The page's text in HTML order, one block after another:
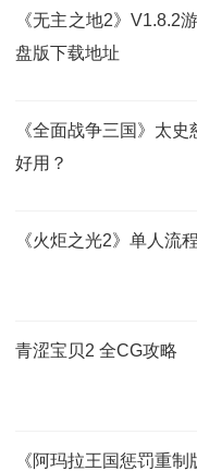
《无主之地2》V1.8.2
盘版下载地址
《全面战争三国》太
好用？
《火炬之光2》单人流
青涩宝贝2 全CG攻略
《阿玛拉王国惩罚重